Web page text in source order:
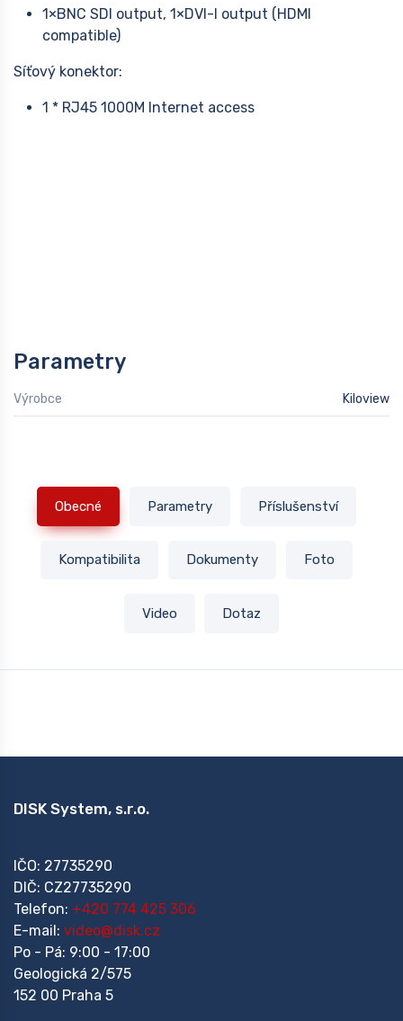
1×BNC SDI output, 1×DVI-I output (HDMI
compatible)
Síťový konektor:
1 * RJ45 1000M Internet access
Parametry
Výrobce Kiloview
Obecné Parametry Příslušenství
Kompatibilita Dokumenty Foto
Video Dotaz
DISK System, s.r.o.
IČO: 27735290
DIČ: CZ27735290
Telefon: +420 774 425 306
E-mail: video@disk.cz
Po - Pá: 9:00 - 17:00
Geologická 2/575
152 00 Praha 5